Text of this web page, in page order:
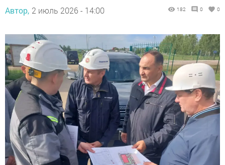
Автор, 2 июль 2026 - 14:00 182 0 0